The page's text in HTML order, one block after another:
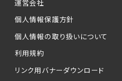
運営会社
個人情報保護方針
個人情報の取り扱いについて
利用規約
リンク用バナーダウンロード